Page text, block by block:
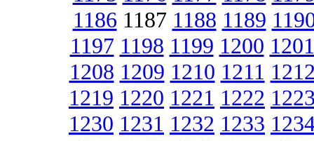
1186 1187 1188 1189
1197 1198 1199 1200 1201
1208 1209 1210 1211
1219 1220 1221 1222
1230 1231 1232 1233